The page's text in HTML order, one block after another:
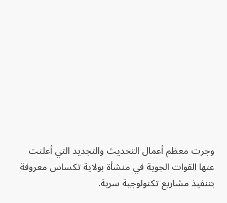
وجرت معظم أعمال التحديث والتجديد التي أعلنت
عنها القوات الجوية في منشأة بولاية تكساس معروفة
بتنفيذ مشاريع تكنولوجية سرية.